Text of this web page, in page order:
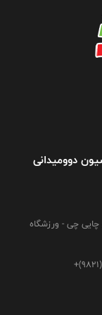
دوومیدانی
چایی چی - ورزشگاه